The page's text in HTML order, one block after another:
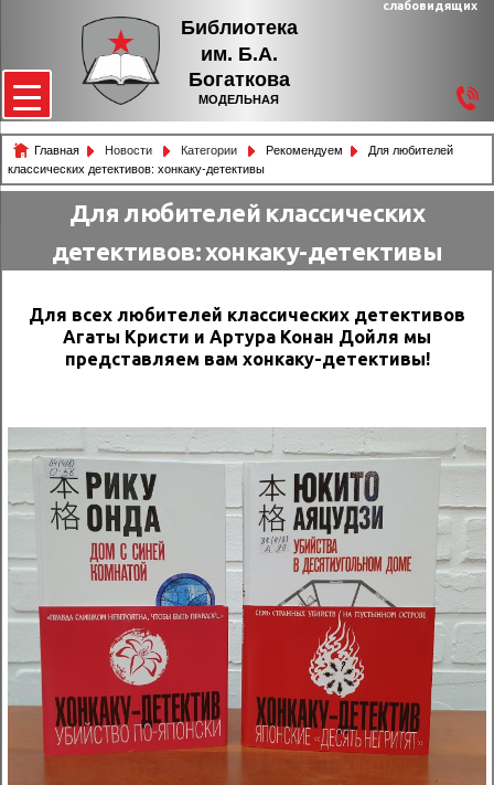
Библиотека
им. Б.А.
Богаткова
МОДЕЛЬНАЯ
слабовидящих
Главная Новости Категории Рекомендуем
Для любителей
классических детективов: хонкаку-детективы
Для любителей классических
детективов: хонкаку-детективы
Для всех любителей классических детективов
Агаты Кристи и Артура Конан Дойля мы
представляем вам хонкаку-детективы!